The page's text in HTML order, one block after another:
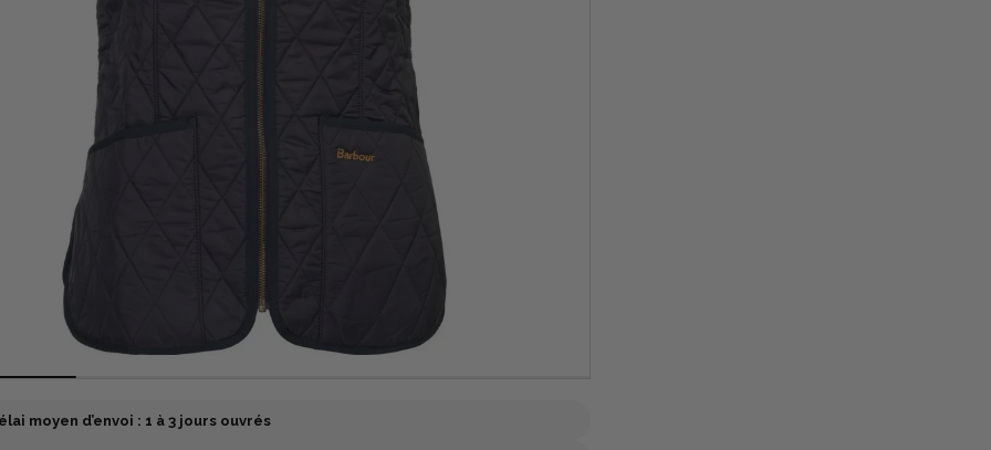
moyen d’envoi : 1 à 3 jours ouvrés